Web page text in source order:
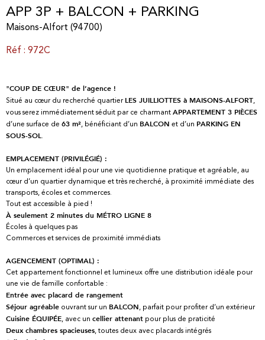
APP 3P + BALCON + PARKING
Maisons-Alfort (94700)
Réf : 972C
"COUP DE CŒUR" de l’agence !
Situé au cœur du recherché quartier LES JUILLIOTTES à MAISONS-ALFORT,
vous serez immédiatement séduit par ce charmant APPARTEMENT 3 PIÈCES
d’une surface de 63 m², bénéficiant d’un BALCON et d’un PARKING EN
SOUS-SOL .
EMPLACEMENT (PRIVILÉGIÉ) :
Un emplacement idéal pour une vie quotidienne pratique et agréable, au
cœur d’un quartier dynamique et très recherché, à proximité immédiate des
transports, écoles et commerces.
Tout est accessible à pied !
À seulement 2 minutes du MÉTRO LIGNE 8
Écoles à quelques pas
Commerces et services de proximité immédiats
AGENCEMENT (OPTIMAL) :
Cet appartement fonctionnel et lumineux offre une distribution idéale pour
une vie de famille confortable :
Entrée avec placard de rangement
Séjour agréable ouvrant sur un BALCON, parfait pour profiter d’un extérieur
Cuisine ÉQUIPÉE, avec un cellier attenant pour plus de praticité
Deux chambres spacieuses, toutes deux avec placards intégrés